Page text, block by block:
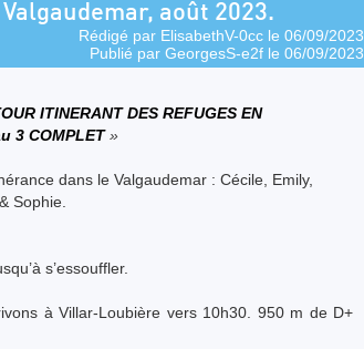
août 2023.
Rédigé par ElisabethV-0cc le 06/09/2023
Publié par GeorgesS-e2f le 06/09/2023
ITINERANT DES REFUGES EN
3 COMPLET»
dans le Valgaudemar : Cécile, Emily,
Sophie.
s’essouffler.
à Villar-Loubière vers 10h30. 950 m de D+